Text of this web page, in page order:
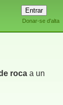
Donar-se d'alta
roca a un